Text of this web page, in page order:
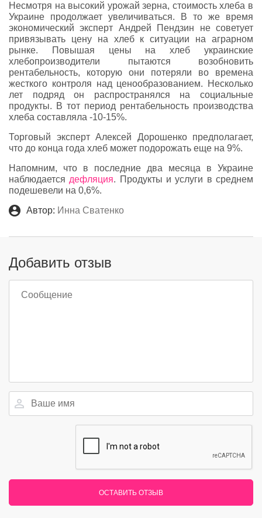
Несмотря на высокий урожай зерна, стоимость хлеба в
Украине продолжает увеличиваться. В то же время
экономический эксперт Андрей Пендзин не советует
привязывать цену на хлеб к ситуации на аграрном
рынке. Повышая цены на хлеб украинские
хлебопроизводители пытаются возобновить
рентабельность, которую они потеряли во времена
жесткого контроля над ценообразованием. Несколько
лет подряд он распространялся на социальные
продукты. В тот период рентабельность производства
хлеба составляла -10-15%.
Торговый эксперт Алексей Дорошенко предполагает,
что до конца года хлеб может подорожать еще на 9%.
Напомним, что в последние два месяца в Украине
наблюдаетсядефляция. Продукты и услуги в среднем
подешевели на 0,6%.
Автор: Инна Сватенко
Добавить отзыв
ОСТАВИТЬ ОТЗЫВ